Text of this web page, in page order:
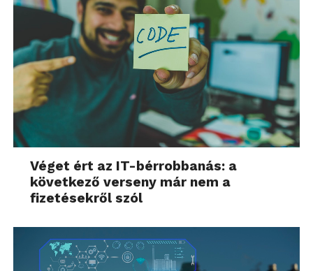
Véget ért az IT-bérrobbanás: a
következő verseny már nem a
fizetésekről szól